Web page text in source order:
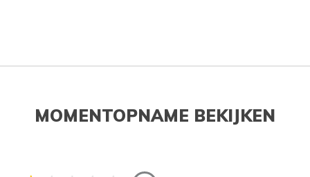
MOMENTOPNAME BEKIJKEN